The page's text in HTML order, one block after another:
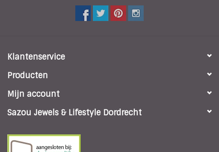
Klantenservice
Producten
Mijn account
Sazou Jewels & Lifestyle Dordrecht